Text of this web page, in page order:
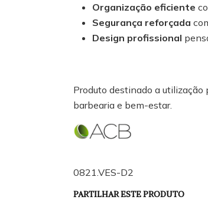
Organização eficiente
Segurança reforçada
Design profissional
Produto destinado a utilização
barbearia e bem-estar.
0821.VES-D2
PARTILHAR ESTE PRODUTO